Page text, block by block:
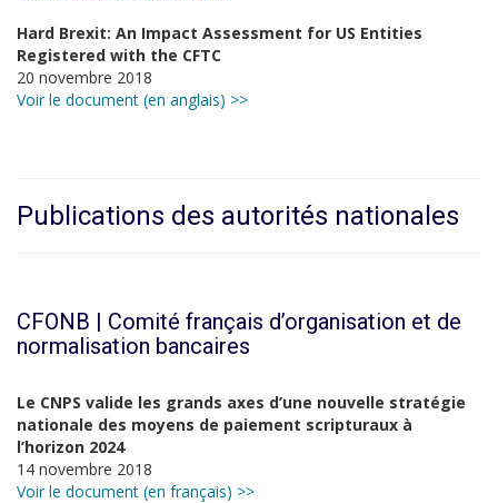
Hard Brexit: An Impact Assessment for US Entities
Registered with the CFTC
20 novembre 2018
Voir le document (en anglais) >>
Publications des autorités nationales
CFONB | Comité français d’organisation et de
normalisation bancaires
Le CNPS valide les grands axes d’une nouvelle stratégie
nationale des moyens de paiement scripturaux à
l’horizon 2024
14 novembre 2018
Voir le document (en français) >>